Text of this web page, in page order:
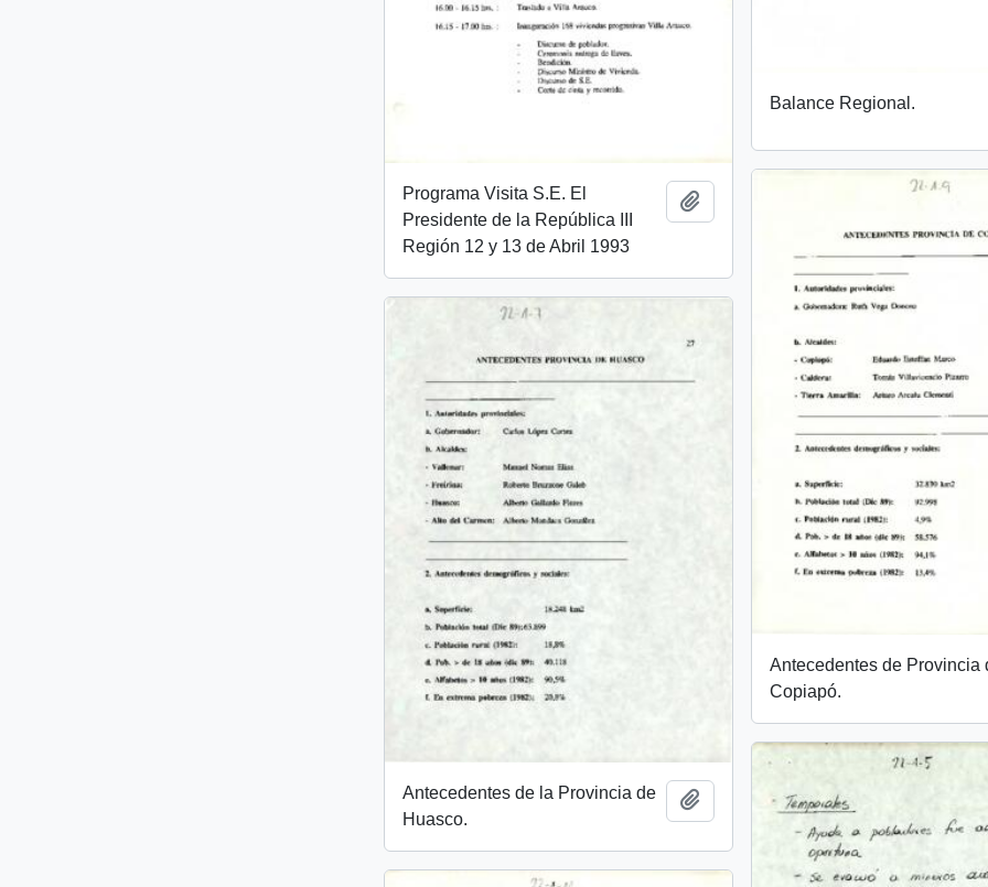
Balance Regional.
Programa Visita S.E. El
Presidente de la República III
Región 12 y 13 de Abril 1993
Antecedentes de Provincia
Copiapó.
Antecedentes de la Provincia de
Huasco.
Add to clipboard